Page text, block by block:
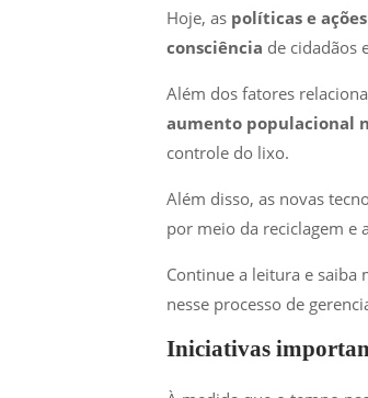
Hoje, as políticas e ações
consciência de cidadãos
Além dos fatores
aumento populacional
controle do lixo.
Além disso, as novas
por meio da reciclagem e
Continue a leitura e saiba
nesse processo de
Iniciativas